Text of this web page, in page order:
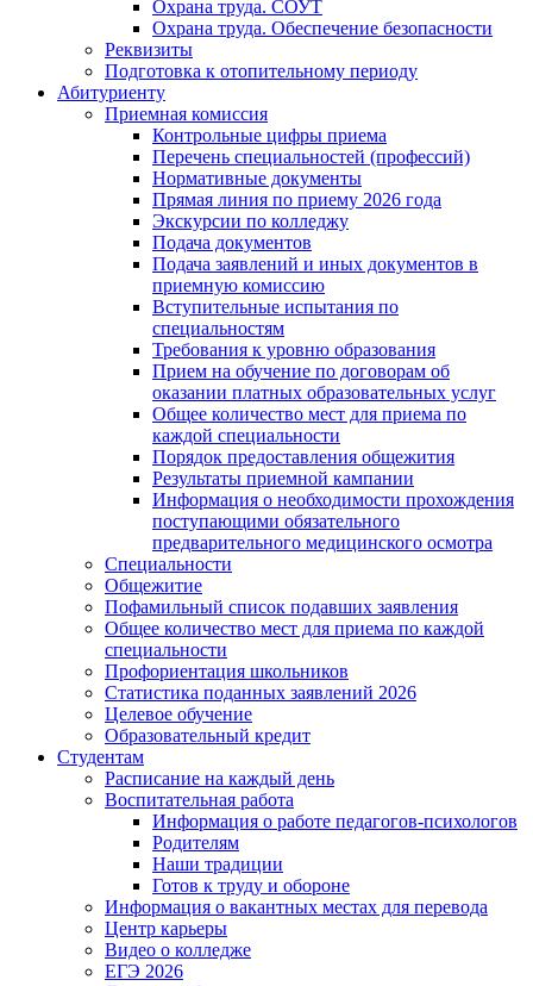
Охрана труда. СОУТ
Охрана труда. Обеспечение безопасности
Реквизиты
Подготовка к отопительному периоду
Абитуриенту
Приемная комиссия
Контрольные цифры приема
Перечень специальностей (профессий)
Нормативные документы
Прямая линия по приему 2026 года
Экскурсии по колледжу
Подача документов
Подача заявлений и иных документов в
приемную комиссию
Вступительные испытания по
специальностям
Требования к уровню образования
Прием на обучение по договорам об
оказании платных образовательных услуг
Общее количество мест для приема по
каждой специальности
Порядок предоставления общежития
Результаты приемной кампании
Информация о необходимости прохождения
поступающими обязательного
предварительного медицинского осмотра
Специальности
Общежитие
Пофамильный список подавших заявления
Общее количество мест для приема по каждой
специальности
Профориентация школьников
Статистика поданных заявлений 2026
Целевое обучение
Образовательный кредит
Студентам
Расписание на каждый день
Воспитательная работа
Информация о работе педагогов-психологов
Родителям
Наши традиции
Готов к труду и обороне
Информация о вакантных местах для перевода
Центр карьеры
Видео о колледже
ЕГЭ 2026